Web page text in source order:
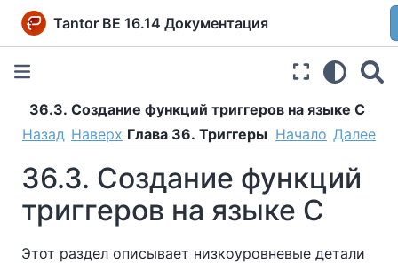
Tantor BE 16.14 Документация
36.3. Создание функций триггеров на языке C
Назад Наверх Глава 36. Триггеры Начало Далее
36.3. Создание функций
триггеров на языке C
Этот раздел описывает низкоуровневые детали